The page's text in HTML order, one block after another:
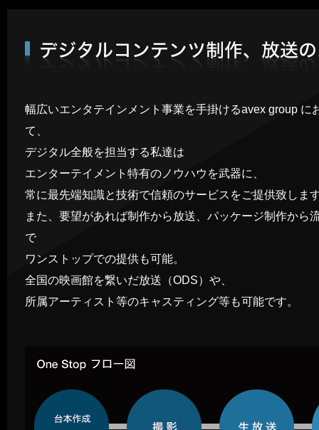
幅広いエンタテインメント事業を手掛けるavex group に
て、
デジタル全般を担当する私達は
エンターテイメント特有のノウハウを武器に、
常に最先端知識と技術で信頼のサービスをご提供致しま
また、要望があれば制作から放送、パッケージ制作から
で
ワンストップでの提供も可能。
全国の映画館を繋いだ放送（ODS）や、
所属アーティスト等のキャスティング等も可能です。